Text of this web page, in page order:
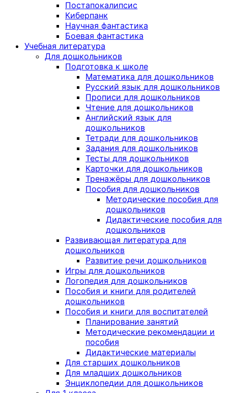
Постапокалипсис
Киберпанк
Научная фантастика
Боевая фантастика
Учебная литература
Для дошкольников
Подготовка к школе
Математика для дошкольников
Русский язык для дошкольников
Прописи для дошкольников
Чтение для дошкольников
Английский язык для
дошкольников
Тетради для дошкольников
Задания для дошкольников
Тесты для дошкольников
Карточки для дошкольников
Тренажёры для дошкольников
Пособия для дошкольников
Методические пособия для
дошкольников
Дидактические пособия для
дошкольников
Развивающая литература для
дошкольников
Развитие речи дошкольников
Игры для дошкольников
Логопедия для дошкольников
Пособия и книги для родителей
дошкольников
Пособия и книги для воспитателей
Планирование занятий
Методические рекомендации и
пособия
Дидактические материалы
Для старших дошкольников
Для младших дошкольников
Энциклопедии для дошкольников